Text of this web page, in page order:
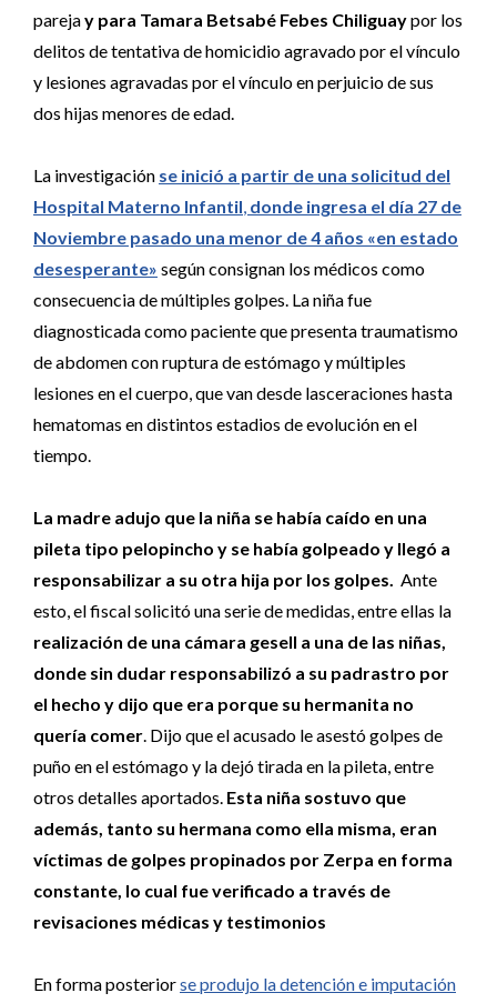
parejay para Tamara Betsabé Febes Chiliguaypor los
delitos de tentativa de homicidio agravado por el vínculo
y lesiones agravadas por el vínculo en perjuicio de sus
dos hijas menores de edad.
La investigación se inició a partir de una solicitud del
Hospital Materno Infantil, donde ingresa el día 27 de
Noviembre pasado una menor de 4 años «en estado
desesperante» según consignan los médicos como
consecuencia de múltiples golpes. La niña fue
diagnosticada como paciente que presenta traumatismo
de abdomen con ruptura de estómago y múltiples
lesiones en el cuerpo, que van desde lasceraciones hasta
hematomas en distintos estadios de evolución en el
tiempo.
La madre adujo que la niña se había caído en una
pileta tipo pelopincho y se había golpeado y llegó a
responsabilizar a su otra hija por los golpes. Ante
esto, el fiscal solicitó una serie de medidas, entre ellas la
realización de una cámara gesell a una de las niñas,
donde sin dudar responsabilizó a su padrastro por
el hecho y dijo que era porque su hermanita no
quería comer. Dijo que el acusado le asestó golpes de
puño en el estómago y la dejó tirada en la pileta, entre
otros detalles aportados. Esta niña sostuvo que
además, tanto su hermana como ella misma, eran
víctimas de golpes propinados por Zerpa en forma
constante, lo cual fue verificado a través de
revisaciones médicas y testimonios
En forma posteriorse produjo la detención e imputación